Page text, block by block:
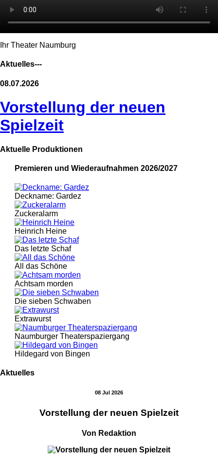
Ihr Theater Naumburg
Aktuelles---
08.07.2026
Vorstellung der neuen
Spielzeit
Aktuelle Produktionen
Premieren und Wiederaufnahmen 2026/2027
Deckname: Gardez
Zuckeralarm
Heinrich Heine
Das letzte Schaf
All das Schöne
Achtsam morden
Die sieben Schwaben
Extrawurst
Naumburger Theaterspaziergang
Hildegard von Bingen
Aktuelles
08 Jul 2026
Vorstellung der neuen Spielzeit
Von Redaktion